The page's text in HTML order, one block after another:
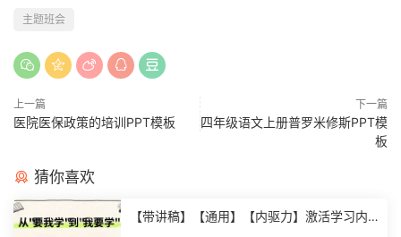
主题班会
上一篇
医院医保政策的培训PPT模板
下一篇
四年级语文上册普罗米修斯PPT模
板
猜你喜欢
【带讲稿】【通用】【内驱力】激活学习内